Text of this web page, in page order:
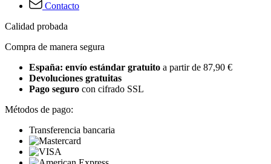
Contacto
Calidad probada
Compra de manera segura
España: envío estándar gratuito a partir de 87,90 €
Devoluciones gratuitas
Pago seguro con cifrado SSL
Métodos de pago:
Transferencia bancaria